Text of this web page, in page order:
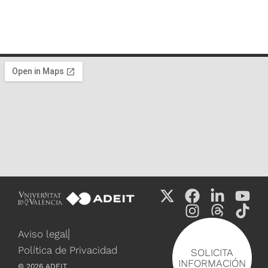
SOLICITA
INFORMACIÓN
Aviso legal
Política de Privacidad
© 2026 ADEIT